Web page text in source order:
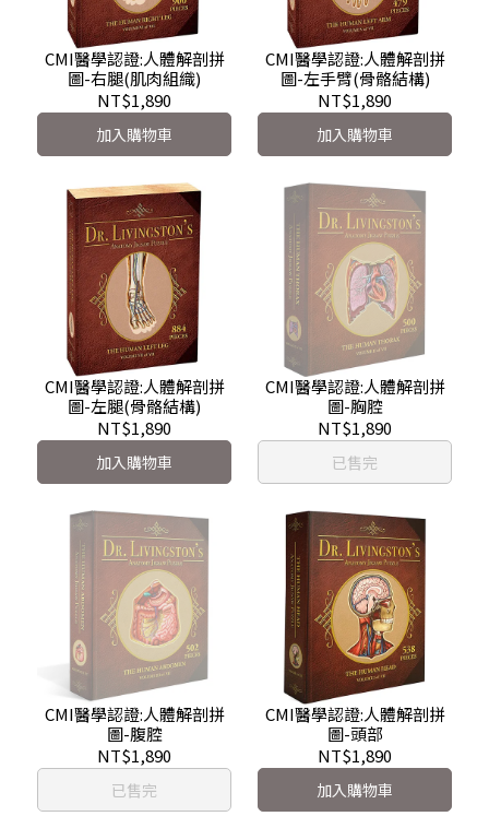
CMI醫學認證:人體解剖拼
圖-右腿(肌肉組織)
NT$1,890
加入購物車
CMI醫學認證:人體解剖拼
圖-左手臂(骨骼結構)
NT$1,890
加入購物車
CMI醫學認證:人體解剖拼
圖-左腿(骨骼結構)
NT$1,890
加入購物車
CMI醫學認證:人體解剖拼
圖-胸腔
NT$1,890
已售完
CMI醫學認證:人體解剖拼
圖-腹腔
NT$1,890
已售完
CMI醫學認證:人體解剖拼
圖-頭部
NT$1,890
加入購物車